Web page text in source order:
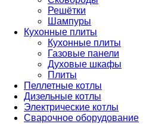
Решётки
Шампуры
Кухонные плиты
Кухонные плиты
Газовые панели
Духовые шкафы
Плиты
Пеллетные котлы
Дизельные котлы
Электрические котлы
Сварочное оборудование